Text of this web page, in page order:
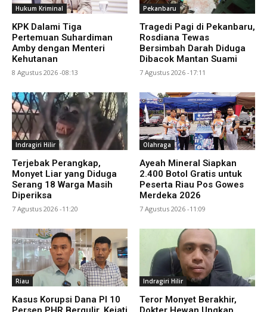
Hukum Kriminal
KPK Dalami Tiga
Pertemuan Suhardiman
Amby dengan Menteri
Kehutanan
8 Agustus 2026 -08:13
Pekanbaru
Tragedi Pagi di Pekanbaru,
Rosdiana Tewas
Bersimbah Darah Diduga
Dibacok Mantan Suami
7 Agustus 2026 -17:11
Indragiri Hilir
Terjebak Perangkap,
Monyet Liar yang Diduga
Serang 18 Warga Masih
Diperiksa
7 Agustus 2026 -11:20
Olahraga
Ayeah Mineral Siapkan
2.400 Botol Gratis untuk
Peserta Riau Pos Gowes
Merdeka 2026
7 Agustus 2026 -11:09
Riau
Kasus Korupsi Dana PI 10
Indragiri Hilir
Teror Monyet Berakhir,